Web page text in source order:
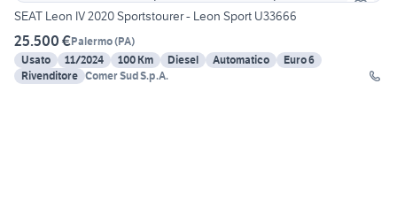
SEAT Leon IV 2020 Sportstourer - Leon Sport U33666
25.500 €Palermo(PA)
Usato
11/2024 100 Km Diesel Automatico
Euro 6
Rivenditore Comer Sud S.p.A.